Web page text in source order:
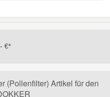
€*
(Pollenfilter) Artikel für den